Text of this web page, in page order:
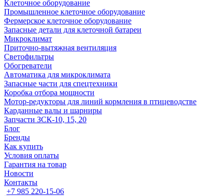
Клеточное оборудование
Промышленное клеточное оборудование
Фермерское клеточное оборудование
Запасные детали для клеточной батареи
Микроклимат
Приточно-вытяжная вентиляция
Светофильтры
Обогреватели
Автоматика для микроклимата
Запасные части для спецтехники
Коробка отбора мощности
Мотор-редукторы для линий кормления в птицеводстве
Карданные валы и шарниры
Запчасти ЗСК-10, 15, 20
Блог
Бренды
Как купить
Условия оплаты
Гарантия на товар
Новости
Контакты
+7 985 220-15-06